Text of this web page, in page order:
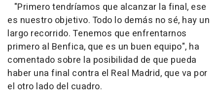
"Primero tendríamos que alcanzar la final, ese
es nuestro objetivo. Todo lo demás no sé, hay un
largo recorrido. Tenemos que enfrentarnos
primero al Benfica, que es un buen equipo", ha
comentado sobre la posibilidad de que pueda
haber una final contra el Real Madrid, que va por
el otro lado del cuadro.